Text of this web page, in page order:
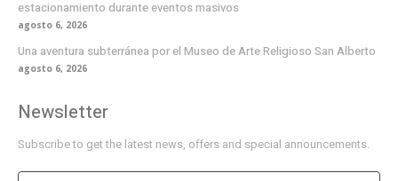
estacionamiento durante eventos masivos
agosto 6, 2026
Una aventura subterránea por el Museo de Arte Religioso San Alberto
agosto 6, 2026
Newsletter
Subscribe to get the latest news, offers and special announcements.